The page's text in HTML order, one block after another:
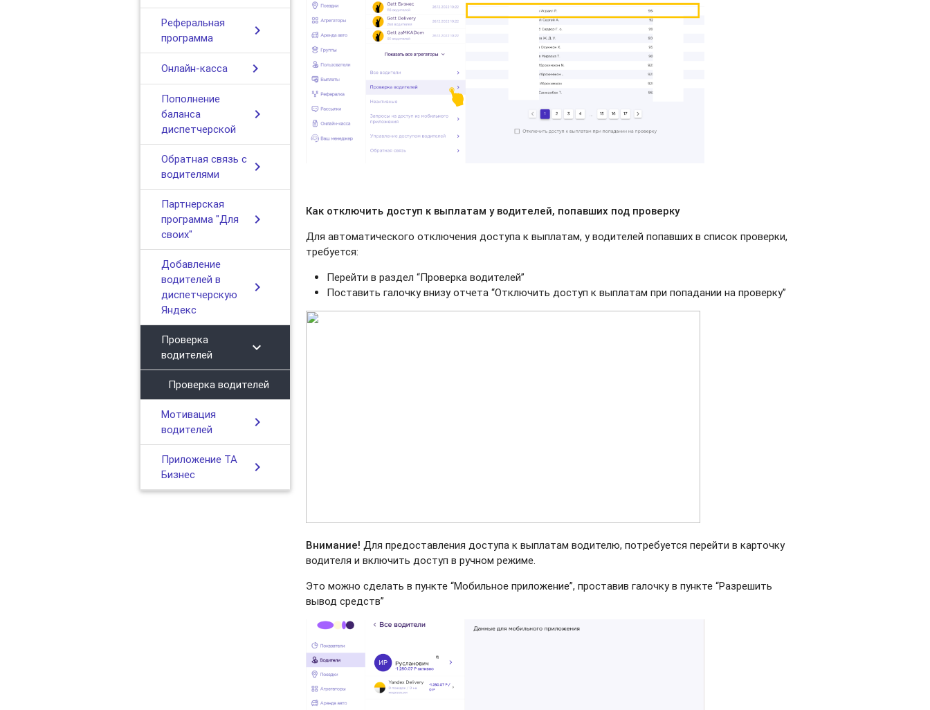
Реферальная
программа
chevron_right
Онлайн-касса chevron_right
Пополнение
баланса
диспетчерской
chevron_right
Обратная связь с
водителями
chevron_right
Партнерская
программа "Для
своих"
chevron_right
Добавление
водителей в
диспетчерскую
Яндекс
chevron_right
Проверка
водителей
chevron_right
Проверка водителей
Мотивация
водителей
chevron_right
Приложение ТА
Бизнес
chevron_right
Как отключить доступ к выплатам у водителей, попавших под проверку
Для автоматического отключения доступа к выплатам, у водителей попавших в список проверки,
требуется:
Перейти в раздел “Проверка водителей”
Поставить галочку внизу отчета “Отключить доступ к выплатам при попадании на проверку”
Внимание! Для предоставления доступа к выплатам водителю, потребуется перейти в карточку
водителя и включить доступ в ручном режиме.
Это можно сделать в пункте “Мобильное приложение”, проставив галочку в пункте “Разрешить
вывод средств”